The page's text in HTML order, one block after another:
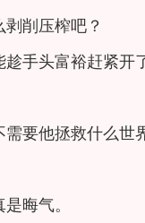
削压榨吧？
趁手头富裕赶紧
需要他拯救什么
晦气。